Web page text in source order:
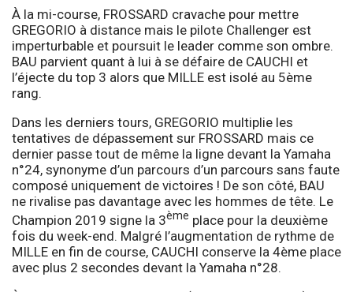
À la mi-course, FROSSARD cravache pour mettre
GREGORIO à distance mais le pilote Challenger est
imperturbable et poursuit le leader comme son ombre.
BAU parvient quant à lui à se défaire de CAUCHI et
l’éjecte du top 3 alors que MILLE est isolé au 5ème
rang.
Dans les derniers tours, GREGORIO multiplie les
tentatives de dépassement sur FROSSARD mais ce
dernier passe tout de même la ligne devant la Yamaha
n°24, synonyme d’un parcours d’un parcours sans faute
composé uniquement de victoires ! De son côté, BAU
ne rivalise pas davantage avec les hommes de tête. Le
Champion 2019 signe la 3ème place pour la deuxième
fois du week-end. Malgré l’augmentation de rythme de
MILLE en fin de course, CAUCHI conserve la 4ème place
avec plus 2 secondes devant la Yamaha n°28.